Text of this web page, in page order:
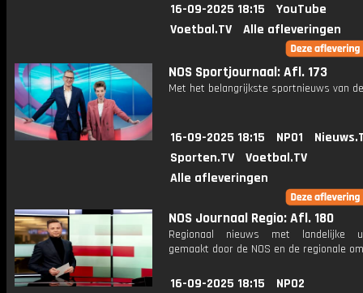
16-09-2025 18:15
YouTube
Voetbal.TV
Alle afleveringen
NOS Sportjournaal: Afl. 173
Met het belangrijkste sportnieuws van
16-09-2025 18:15 NPO1
Sporten.TV
Voetbal.TV
Alle afleveringen
NOS Journaal Regio: Afl. 180
Regionaal nieuws met landelijke
gemaakt door de NOS en de regionale
16-09-2025 18:15
NPO2